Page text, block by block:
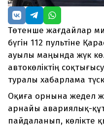
Төтенше жағдайлар
бүгін 112 пультіне
ауылы маңында жүк
автокөліктің
туралы хабарлама
Оқиға орнына жедел
арнайы авариялық-
пайдаланып, көлікте